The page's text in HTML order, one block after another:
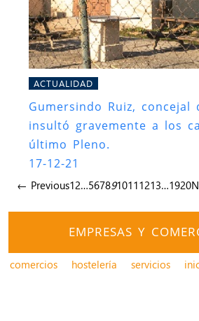
ACTUALIDAD
Gumersindo Ruiz, concejal
insultó gravemente a los
último Pleno.
17-12-21
← Previous12…5678910111213…1920
EMPRESAS Y
comercios hostelería servicios